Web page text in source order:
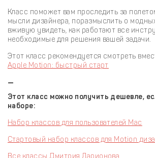
Класс поможет вам проследить за
мысли дизайнера, поразмыслить о
вживую увидеть, как работают все
необходимые для решения вашей задачи.
Этот класс рекомендуется смотреть
Apple Motion: быстрый старт
—
Этот класс можно получить дешевле,
наборе:
Набор классов для пользователей Mac
Стартовый набор классов для Motion
Все классы Дмитрия Ларионова